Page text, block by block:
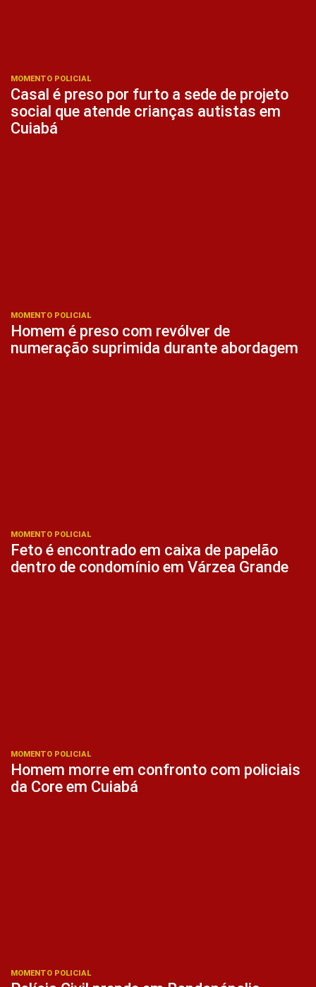
MOMENTO POLICIAL
Casal é preso por furto a sede de projeto
social que atende crianças autistas em
Cuiabá
MOMENTO POLICIAL
Homem é preso com revólver de
numeração suprimida durante abordagem
MOMENTO POLICIAL
Feto é encontrado em caixa de papelão
dentro de condomínio em Várzea Grande
MOMENTO POLICIAL
Homem morre em confronto com policiais
da Core em Cuiabá
MOMENTO POLICIAL